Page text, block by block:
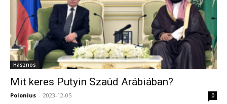
Hasznos
Mit keres Putyin Szaúd Arábiában?
Polonius - 2023-12-05 0